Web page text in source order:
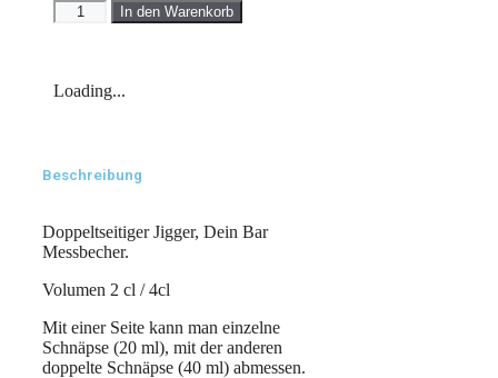
In den Warenkorb
Loading...
Beschreibung
Doppeltseitiger Jigger, Dein Bar
Messbecher.
Volumen 2 cl / 4cl
Mit einer Seite kann man einzelne
Schnäpse (20 ml), mit der anderen
doppelte Schnäpse (40 ml) abmessen.